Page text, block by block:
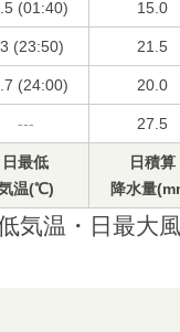
(01:40) 15.0
(23:50) 21.5
(24:00) 20.0
--- 27.5
日最低
温(℃)
日積算
降水量
気温・日最大